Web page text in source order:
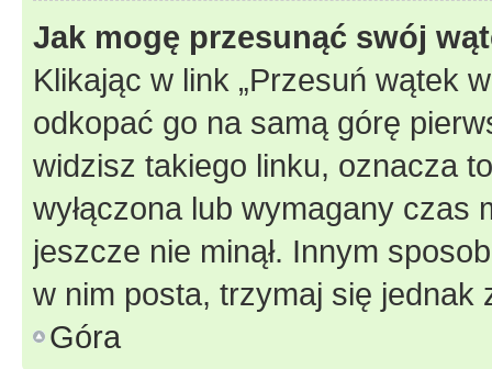
Jak mogę przesunąć swój
Klikając w link „Przesuń wątek
odkopać go na samą górę
widzisz takiego linku, oznacza
wyłączona lub wymagany czas
jeszcze nie minął. Innym
w nim posta, trzymaj się jednak
Góra